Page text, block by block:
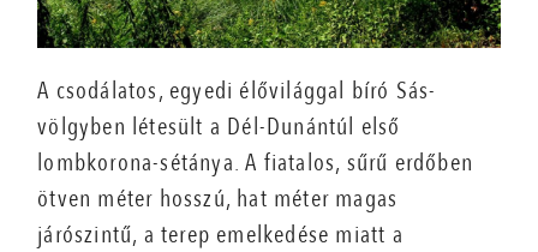
A csodálatos, egyedi élővilággal bíró Sás-
völgyben létesült a Dél-Dunántúl első
lombkorona-sétánya. A fiatalos, sűrű erdőben
ötven méter hosszú, hat méter magas
járószintű, a terep emelkedése miatt a